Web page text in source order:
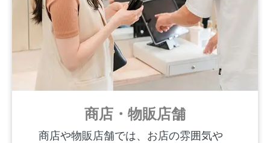
商店・物販店舗
商店や物販店舗では、お店の雰囲気や